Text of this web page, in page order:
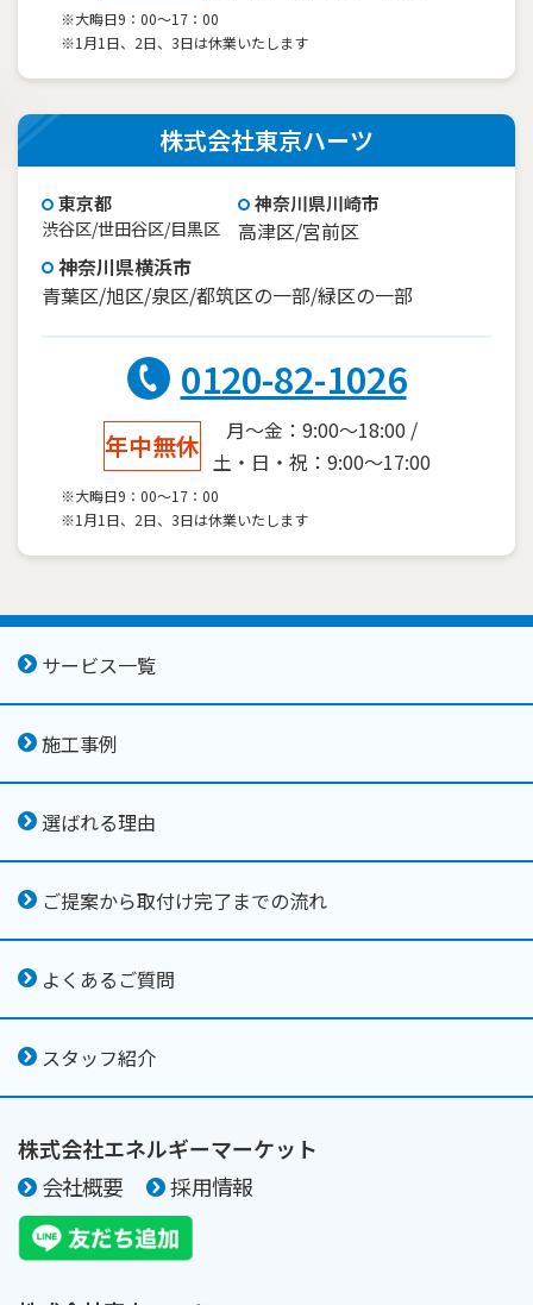
※大晦日9：00～17：00
※1月1日、2日、3日は休業いたします
株式会社東京ハーツ
東京都
渋谷区/世田谷区/目黒区
神奈川県川崎市
高津区/宮前区
神奈川県横浜市
青葉区/旭区/泉区/都筑区の一部/緑区の一部
0120-82-1026
年中無休
月～金：9:00～18:00 /
土・日・祝：9:00～17:00
※大晦日9：00～17：00
※1月1日、2日、3日は休業いたします
サービス一覧
施工事例
選ばれる理由
ご提案から取付け完了までの流れ
よくあるご質問
スタッフ紹介
株式会社エネルギーマーケット
会社概要
採用情報